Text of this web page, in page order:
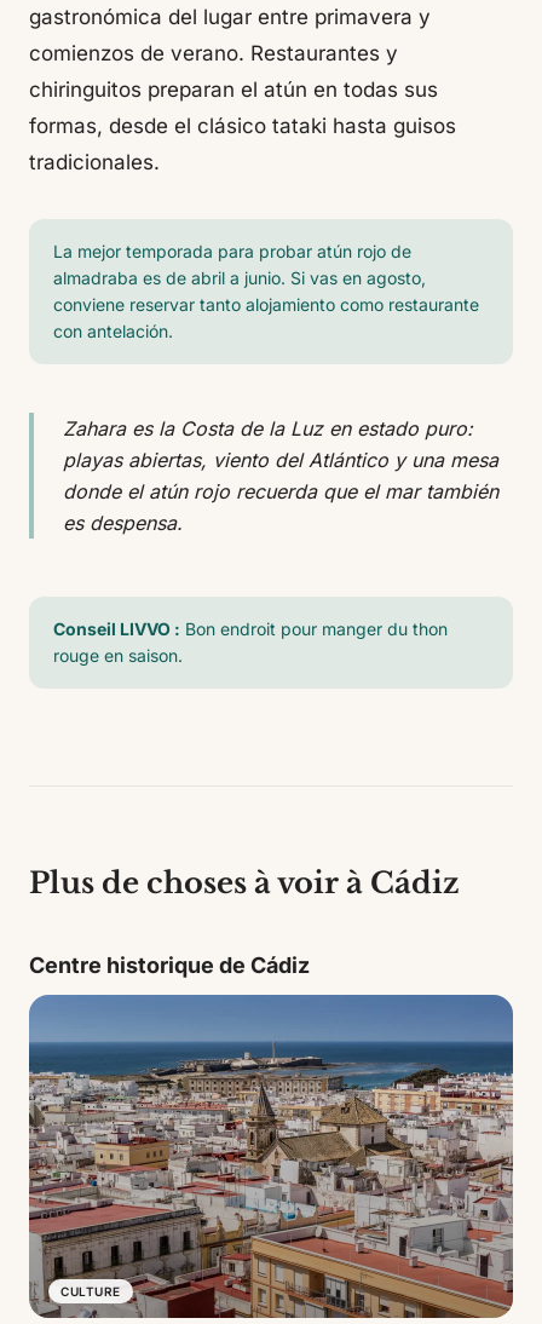
gastronómica del lugar entre primavera y
comienzos de verano. Restaurantes y
chiringuitos preparan el atún en todas sus
formas, desde el clásico tataki hasta guisos
tradicionales.
La mejor temporada para probar atún rojo de
almadraba es de abril a junio. Si vas en agosto,
conviene reservar tanto alojamiento como restaurante
con antelación.
Zahara es la Costa de la Luz en estado puro:
playas abiertas, viento del Atlántico y una mesa
donde el atún rojo recuerda que el mar también
es despensa.
Conseil LIVVO : Bon endroit pour manger du thon
rouge en saison.
Plus de choses à voir à Cádiz
Centre historique de Cádiz
CULTURE